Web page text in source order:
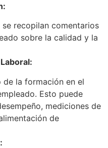
recopilan comentarios
sobre la calidad y la
la formación en el
Esto puede
mediciones de
de